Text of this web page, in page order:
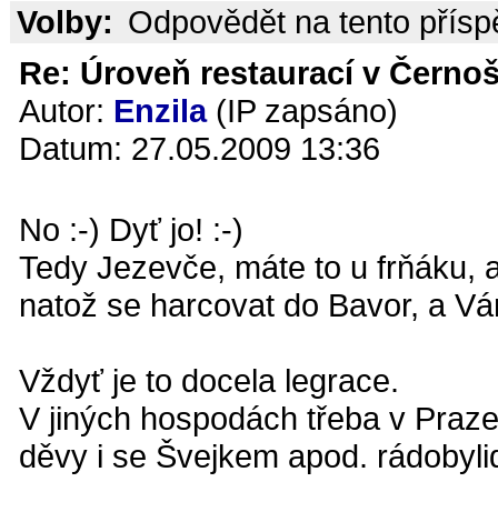
Volby: Odpovědět na tento
Re: Úroveň restaurací v
Autor: Enzila(IP zapsáno)
Datum: 27.05.2009 13:36
No :-) Dyť jo! :-)
Tedy Jezevče, máte to u frňáku,
natož se harcovat do Bavor, a
Vždyť je to docela legrace.
V jiných hospodách třeba v
děvy i se Švejkem apod.